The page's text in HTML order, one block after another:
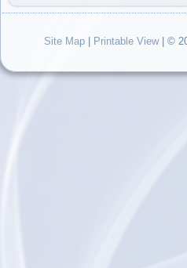
Site Map Printable View| ©